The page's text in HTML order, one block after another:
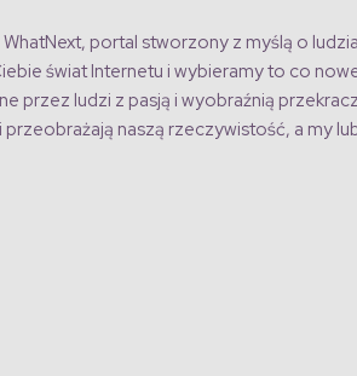
portal stworzony z myślą o
świat Internetu i wybieramy to co
przez ludzi z pasją i wyobraźnią
naszą rzeczywistość, a my